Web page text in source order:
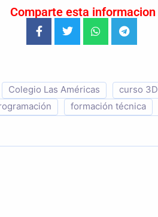
Comparte esta informacion
Colegio Las Américas curso 3D
formación técnica